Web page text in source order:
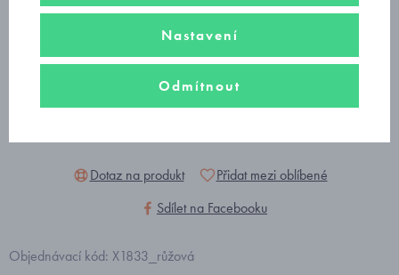
Dotaz na produkt
Přidat mezi oblíbené
Sdílet na Facebooku
Objednávací kód: X1833_růžová
Nastavení
Odmítnout